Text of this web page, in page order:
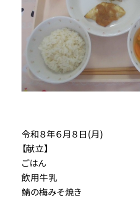
令和８年６月８日(月)
【献立】
ごはん
飲用牛乳
鯖の梅みそ焼き